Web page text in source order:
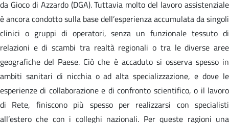
da Gioco di Azzardo (DGA). Tuttavia molto del lavoro assistenziale
è ancora condotto sulla base dell’esperienza accumulata da singoli
clinici o gruppi di operatori, senza un funzionale tessuto di
relazioni e di scambi tra realtà regionali o tra le diverse aree
geografiche del Paese. Ciò che è accaduto si osserva spesso in
ambiti sanitari di nicchia o ad alta specializzazione, e dove le
esperienze di collaborazione e di confronto scientifico, o il lavoro
di Rete, finiscono più spesso per realizzarsi con specialisti
all’estero che con i colleghi nazionali. Per queste ragioni una